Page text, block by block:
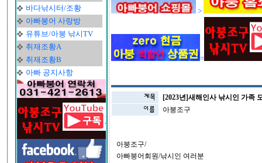
바다낚시터/조황
아빠붕어 사랑방
유튜브/아붕 낚시TV
취재조황A
취재조황B
아빠 공지사항
>
=
[2023년]새해인사 낚시인 가족
아붕조구
아붕조구/
아빠붕어회원/낚시인 여러분